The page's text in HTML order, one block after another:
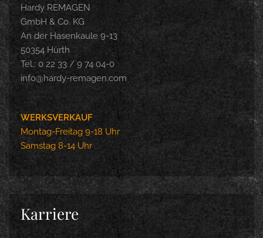
Hardy REMAGEN
GmbH & Co. KG
An der Hasenkaule 9-13
50354 Hürth
Tel.: 0 22 33 / 9 74 04-0
info@hardy-remagen.com
WERKSVERKAUF
Montag-Freitag 9-18 Uhr
Samstag 8-14 Uhr
Karriere